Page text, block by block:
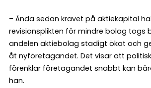
– Ända sedan kravet på aktiekapital
revisionsplikten för mindre bolag togs
andelen aktiebolag stadigt ökat och
åt nyföretagandet. Det visar att
förenklar företagandet snabbt kan
han.